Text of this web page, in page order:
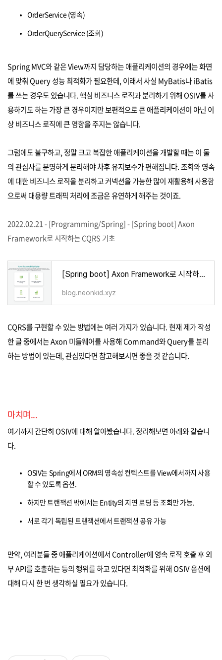
OrderService (영속)
OrderQueryService (조회)
Spring MVC와 같은 View까지 담당하는 애플리케이션의 경우에는 화면
에 맞춰 Query 성능 최적화가 필요한데, 이래서 사실 MyBatis나 iBatis
를 쓰는 경우도 있습니다. 핵심 비즈니스 로직과 분리하기 위해 OSIV를 사
용하기도 하는 가장 큰 경우이지만 보편적으로 큰 애플리케이션이 아닌 이
상 비즈니스 로직에 큰 영향을 주지는 않습니다.
그럼에도 불구하고, 정말 크고 복잡한 애플리케이션을 개발할 때는 이 둘
의 관심사를 분명하게 분리해야 차후 유지보수가 편해집니다. 조회와 영속
에 대한 비즈니스 로직을 분리하고 커넥션을 가능한 많이 재활용해 사용함
으로써 대용량 트래픽 처리에 조금은 유연하게 해주는 것이죠.
2022.02.21 - [Programming/Spring] - [Spring boot] Axon
Framework로 시작하는 CQRS 기초
[Spring boot] Axon Framework로 시작하는 CQRS 기초
blog.neonkid.xyz
CQRS를 구현할 수 있는 방법에는 여러 가지가 있습니다. 현재 제가 작성
한 글 중에서는 Axon 미들웨어를 사용해 Command와 Query를 분리
하는 방법이 있는데, 관심있다면 참고해보시면 좋을 것 같습니다.
마치며...
여기까지 간단히 OSIV에 대해 알아봤습니다. 정리해보면 아래와 같습니
다.
OSIV는 Spring에서 ORM의 영속성 컨텍스트를 View에서까지 사용
할 수 있도록 옵션.
하지만 트랜잭션 밖에서는 Entity의 지연 로딩 등 조회만 가능.
서로 각기 독립된 트랜잭션에서 트랜잭션 공유 가능
만약, 여러분들 중 애플리케이션에서 Controller에 영속 로직 호출 후 외
부 API를 호출하는 등의 행위를 하고 있다면 최적화를 위해 OSIV 옵션에
대해 다시 한 번 생각하실 필요가 있습니다.